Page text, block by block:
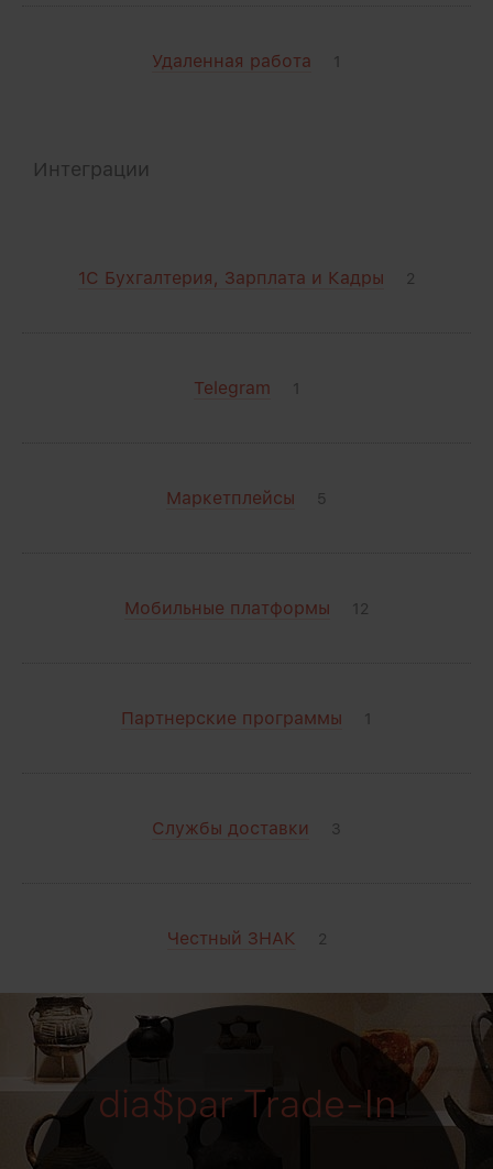
Удаленная работа 1
Интеграции
1С Бухгалтерия, Зарплата и Кадры 2
Telegram 1
Маркетплейсы 5
Мобильные платформы 12
Партнерские программы 1
Службы доставки 3
Честный ЗНАК 2
dia$par Trade-In